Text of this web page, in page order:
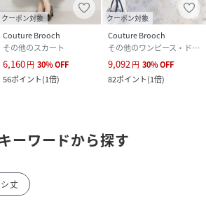
クーポン対象
Couture Brooch
その他のスカート
6,160円 30%OFF
56ポイント(1倍)
クーポン対象
Couture Brooch
その他のワンピース・ドレス
9,092 円 30%OFF
82ポイント(1倍)
ーワードから探す
丈